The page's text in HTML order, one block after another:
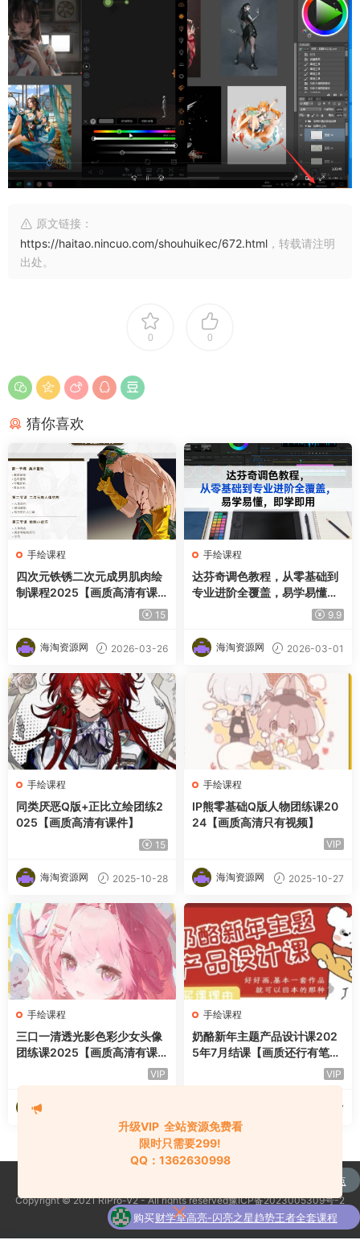
原文链接：
https://haitao.nincuo.com/shouhuikec/672.html ，转载请注明
出处。
0 0
猜你喜欢
手绘课程
四次元铁锈二次元成男肌肉绘
制课程2025【画质高清有课
15
海淘资源网 2026-03-26
手绘课程
达芬奇调色教程，从零基础到
专业进阶全覆盖，易学易懂，
9.9
海淘资源网 2026-03-01
手绘课程
同类厌恶Q版+正比立绘团练2
025【画质高清有课件】
15
海淘资源网 2025-10-28
手绘课程
IP熊零基础Q版人物团练课20
24【画质高清只有视频】
VIP
海淘资源网 2025-10-27
手绘课程
三口一清透光影色彩少女头像
团练课2025【画质高清有课
VIP
海淘资源网
手绘课程
奶酪新年主题产品设计课202
5年7月结课【画质还行有笔
VIP
2025-10-27
Copyright © 2021 RiPro-V2 - All rights reserved豫ICP备2023005309号-2
京公网安备 188888888
升级VIP 全站资源免费看
限时只需要299!
QQ：1362630998
了
通达信强龙战法抄底先锋捕捉主升浪买点
全套指标公式
购买财学堂高亮-闪亮之星趋势王者全套课程